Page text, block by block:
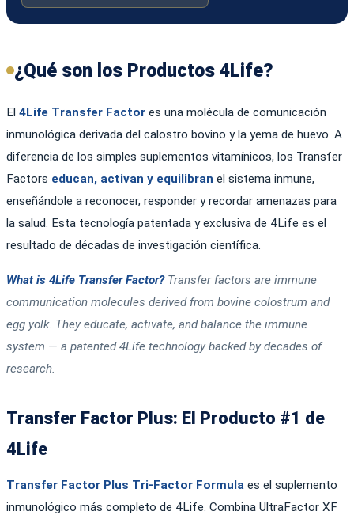
¿Qué son los Productos 4Life?
El 4Life Transfer Factor es una molécula de comunicación
inmunológica derivada del calostro bovino y la yema de huevo. A
diferencia de los simples suplementos vitamínicos, los Transfer
Factors educan, activan y equilibran el sistema inmune,
enseñándole a reconocer, responder y recordar amenazas para
la salud. Esta tecnología patentada y exclusiva de 4Life es el
resultado de décadas de investigación científica.
What is 4Life Transfer Factor?Transfer factors are immune
communication molecules derived from bovine colostrum and
egg yolk. They educate, activate, and balance the immune
system — a patented 4Life technology backed by decades of
research.
Transfer Factor Plus: El Producto #1 de
4Life
Transfer Factor Plus Tri-Factor Formula es el suplemento
inmunológico más completo de 4Life. Combina UltraFactor XF